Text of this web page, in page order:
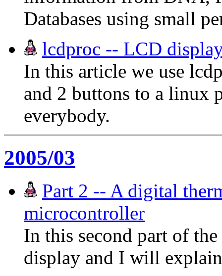
Databases using small
lcdproc -- LCD
In this article we use
and 2 buttons to a linux
everybody.
2005/03
Part 2 -- A digital
microcontroller
In this second part of
display and I will